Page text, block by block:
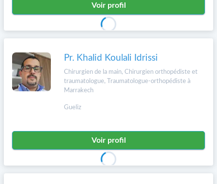
Voir profil
Pr. Khalid Koulali Idrissi
Chirurgien de la main, Chirurgien orthopédiste et
traumatologue, Traumatologue-orthopédiste à
Marrakech
Gueliz
Voir profil